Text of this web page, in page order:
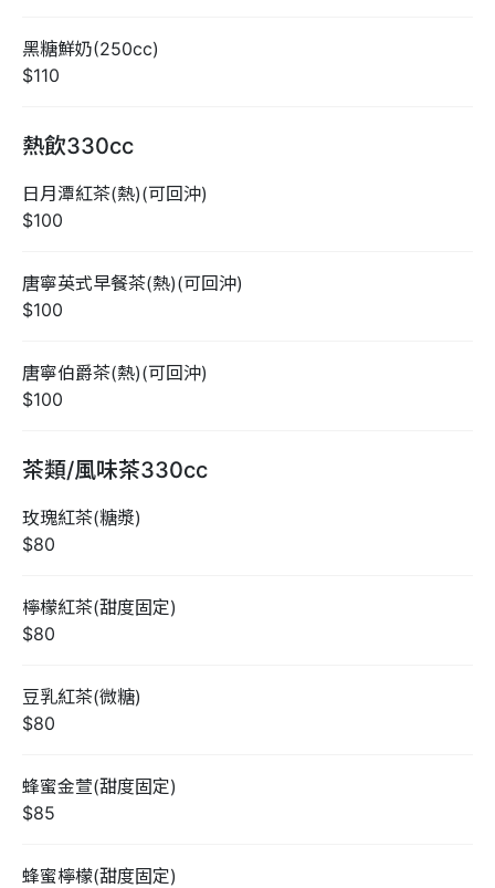
黑糖鮮奶(250cc)
$110
熱飲330cc
日月潭紅茶(熱)(可回沖)
$100
唐寧英式早餐茶(熱)(可回沖)
$100
唐寧伯爵茶(熱)(可回沖)
$100
茶類/風味茶330cc
玫瑰紅茶(糖漿)
$80
檸檬紅茶(甜度固定)
$80
豆乳紅茶(微糖)
$80
蜂蜜金萱(甜度固定)
$85
蜂蜜檸檬(甜度固定)